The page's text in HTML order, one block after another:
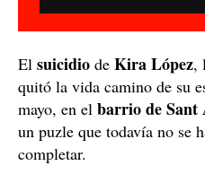
El suicidio de Kira López,
quitó la vida camino de su
mayo, en el barrio de Sant
un puzle que todavía no se
completar.